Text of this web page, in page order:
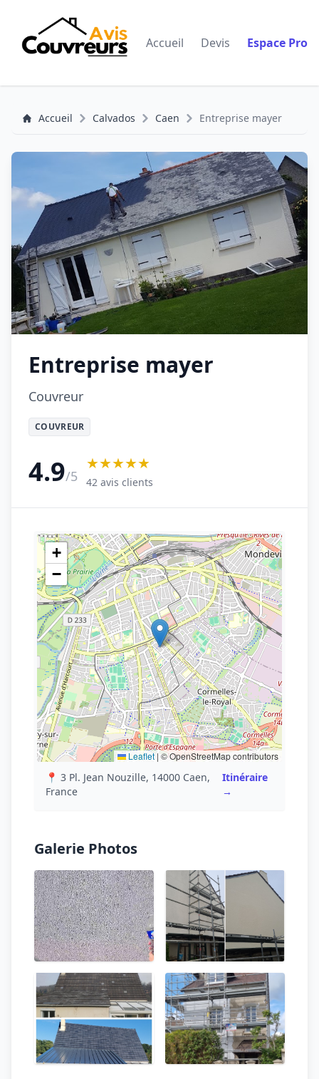
Accueil Devis Espace Pro
Accueil Calvados Caen Entreprise mayer
Entreprise mayer
Couvreur
COUVREUR
4.9/5
★★★★★
42 avis clients
+
−
Leaflet | © OpenStreetMap contributors
📍 3 Pl. Jean Nouzille, 14000 Caen,
France
Itinéraire
→
Galerie Photos